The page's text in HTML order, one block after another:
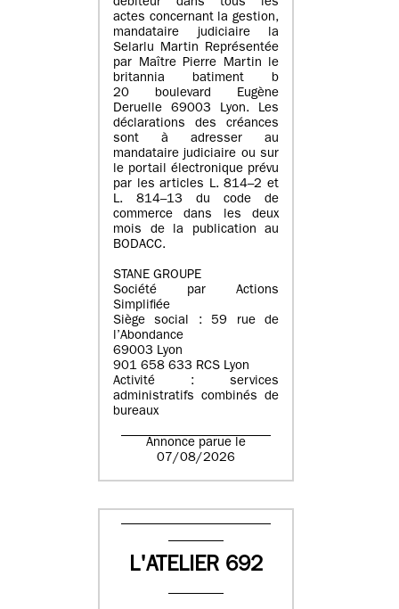
débiteur dans tous les
actes concernant la gestion,
mandataire judiciaire la
Selarlu Martin Représentée
par Maître Pierre Martin le
britannia batiment b
20 boulevard Eugène
Deruelle 69003 Lyon. Les
déclarations des créances
sont à adresser au
mandataire judiciaire ou sur
le portail électronique prévu
par les articles L. 814–2 et
L. 814–13 du code de
commerce dans les deux
mois de la publication au
BODACC.
STANE GROUPE
Société par Actions
Simplifiée
Siège social : 59 rue de
l’Abondance
69003 Lyon
901 658 633 RCS Lyon
Activité : services
administratifs combinés de
bureaux
Annonce parue le
07/08/2026
L'ATELIER 692